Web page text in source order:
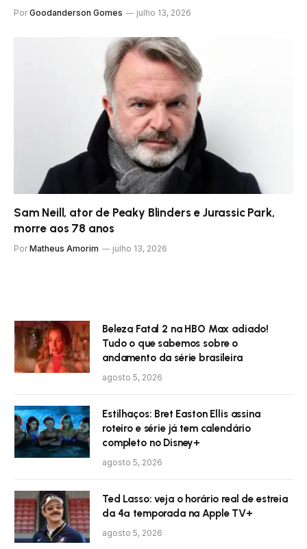
Por Goodanderson Gomes julho 13, 2026
Sam Neill, ator de Peaky Blinders e Jurassic Park,
morre aos 78 anos
Por Matheus Amorim julho 13, 2026
Beleza Fatal 2 na HBO Max adiado!
Tudo o que sabemos sobre o
andamento da série brasileira
agosto 5, 2026
Estilhaços: Bret Easton Ellis assina
roteiro e série já tem calendário
completo no Disney+
agosto 5, 2026
Ted Lasso: veja o horário real de estreia
da 4ª temporada na Apple TV+
agosto 5, 2026